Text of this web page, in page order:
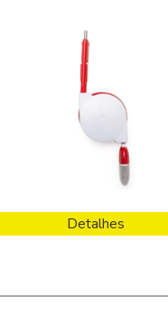
Detalhes